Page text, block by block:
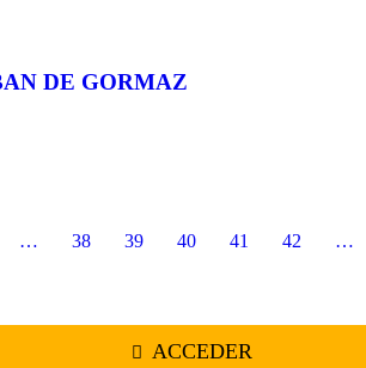
DE GORMAZ
… 38 39 40 41 42 …
ACCEDER